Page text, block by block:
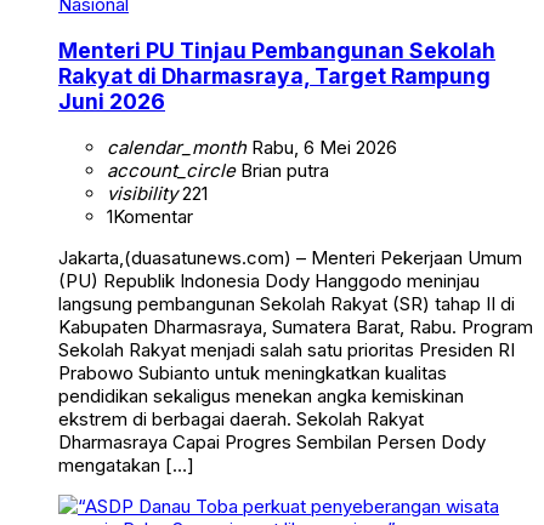
Nasional
Menteri PU Tinjau Pembangunan Sekolah
Rakyat di Dharmasraya, Target Rampung
Juni 2026
calendar_monthRabu, 6 Mei 2026
account_circleBrian putra
visibility221
1Komentar
Jakarta,(duasatunews.com) – Menteri Pekerjaan Umum
(PU) Republik Indonesia Dody Hanggodo meninjau
langsung pembangunan Sekolah Rakyat (SR) tahap II di
Kabupaten Dharmasraya, Sumatera Barat, Rabu. Program
Sekolah Rakyat menjadi salah satu prioritas Presiden RI
Prabowo Subianto untuk meningkatkan kualitas
pendidikan sekaligus menekan angka kemiskinan
ekstrem di berbagai daerah. Sekolah Rakyat
Dharmasraya Capai Progres Sembilan Persen Dody
mengatakan […]